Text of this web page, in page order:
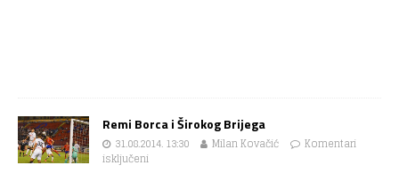
Remi Borca i Širokog Brijega
31.08.2014. 13:30 Milan Kovačić
Komentari
isključeni